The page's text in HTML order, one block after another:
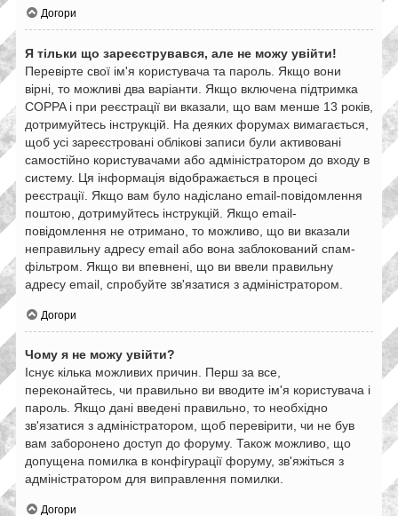
Догори
Я тільки що зареєструвався, але не можу увійти!
Перевірте свої ім'я користувача та пароль. Якщо вони
вірні, то можливі два варіанти. Якщо включена підтримка
COPPA і при реєстрації ви вказали, що вам менше 13 років,
дотримуйтесь інструкцій. На деяких форумах вимагається,
щоб усі зареєстровані облікові записи були активовані
самостійно користувачами або адміністратором до входу в
систему. Ця інформація відображається в процесі
реєстрації. Якщо вам було надіслано email-повідомлення
поштою, дотримуйтесь інструкцій. Якщо email-
повідомлення не отримано, то можливо, що ви вказали
неправильну адресу email або вона заблокований спам-
фільтром. Якщо ви впевнені, що ви ввели правильну
адресу email, спробуйте зв'язатися з адміністратором.
Догори
Чому я не можу увійти?
Існує кілька можливих причин. Перш за все,
переконайтесь, чи правильно ви вводите ім'я користувача і
пароль. Якщо дані введені правильно, то необхідно
зв'язатися з адміністратором, щоб перевірити, чи не був
вам заборонено доступ до форуму. Також можливо, що
допущена помилка в конфігурації форуму, зв'яжіться з
адміністратором для виправлення помилки.
Догори